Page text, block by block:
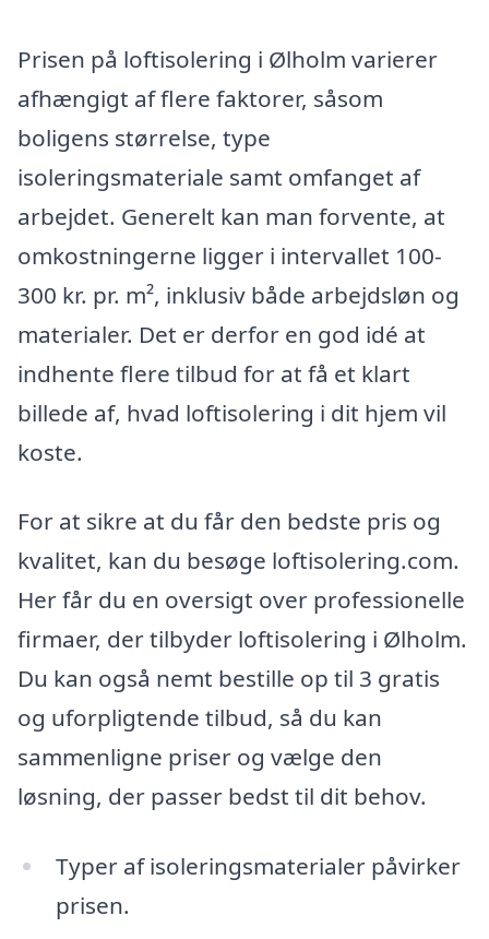
Prisen på loftisolering i Ølholm varierer
afhængigt af flere faktorer, såsom
boligens størrelse, type
isoleringsmateriale samt omfanget af
arbejdet. Generelt kan man forvente, at
omkostningerne ligger i intervallet 100-
300 kr. pr. m², inklusiv både arbejdsløn og
materialer. Det er derfor en god idé at
indhente flere tilbud for at få et klart
billede af, hvad loftisolering i dit hjem vil
koste.
For at sikre at du får den bedste pris og
kvalitet, kan du besøge loftisolering.com.
Her får du en oversigt over professionelle
firmaer, der tilbyder loftisolering i Ølholm.
Du kan også nemt bestille op til 3 gratis
og uforpligtende tilbud, så du kan
sammenligne priser og vælge den
løsning, der passer bedst til dit behov.
Typer af isoleringsmaterialer påvirker
prisen.